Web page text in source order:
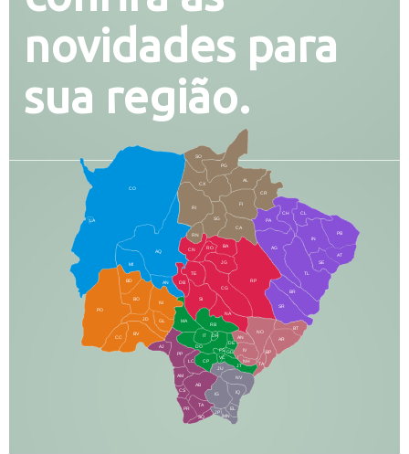
novidades para
sua região.
CO
AQ
MI
AN
CX
RI
AL
CR
FI
SG
BA
CA
PA
CH CL
PB
SE
TL
AG
BR
SR
BT
AR
RP
RO
JG
CG
SI
NA
TA
NH
JT
RB
MA
IT
DR
DO
CP
JU
NV
IQ
EL
BD
BO
NI
JD
PO
BV
CC
PP
AJ
LC
AM
AB
JP
DB
TE
CS
PR
TA
SQ
IG
MN
IN
NO
BP
RN
CN
GL
AN
IV
FS
VC
GD
DE
AT
PG
SO
LA